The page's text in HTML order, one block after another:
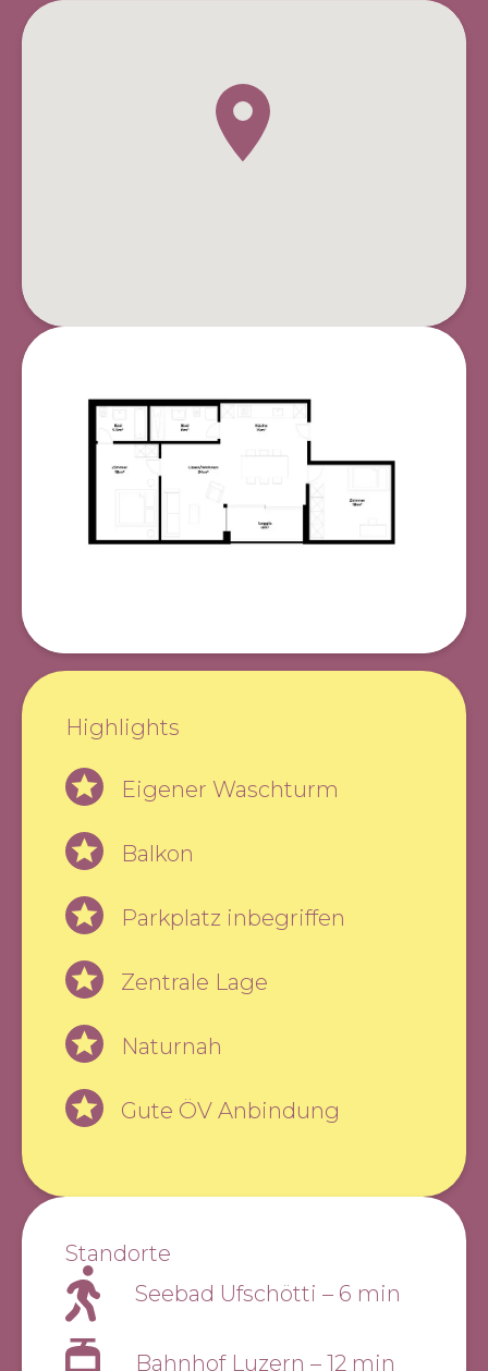
Highlights
Eigener Waschturm
Balkon
Parkplatz inbegriffen
Zentrale Lage
Naturnah
Gute ÖV Anbindung
Standorte
Seebad Ufschötti – 6 min
Bahnhof Luzern – 12 min